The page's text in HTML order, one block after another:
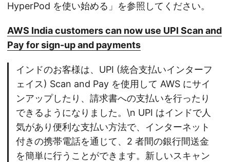
HyperPod を使い始める」を参照してください。
AWS India customers can now use UPI Scan and
Pay for sign-up and payments
インドのお客様は、UPI (統合支払いインターフ
ェイス) Scan and Pay を使用して AWS にサイ
ンアップしたり、請求書への支払いを行ったり
できるようになりました。\n UPI はインドで人
気があり便利な支払い方法で、インターネット
付きの携帯電話を通じて、2 者間の銀行間送金
を簡単に行うことができます。新しいスキャン